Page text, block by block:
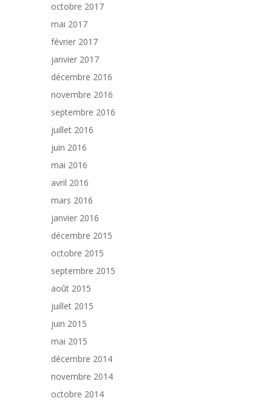
octobre 2017
mai 2017
février 2017
janvier 2017
décembre 2016
novembre 2016
septembre 2016
juillet 2016
juin 2016
mai 2016
avril 2016
mars 2016
janvier 2016
décembre 2015
octobre 2015
septembre 2015
août 2015
juillet 2015
juin 2015
mai 2015
décembre 2014
novembre 2014
octobre 2014